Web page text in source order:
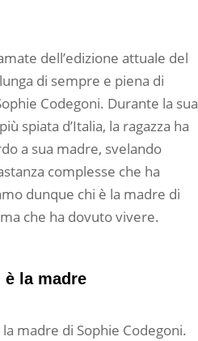
dell’edizione attuale del
di sempre e piena di
Codegoni. Durante la sua
spiata d’Italia, la ragazza ha
a sua madre, svelando
complesse che ha
dunque chi è la madre di
che ha dovuto vivere.
è la madre
la madre di Sophie Codegoni.